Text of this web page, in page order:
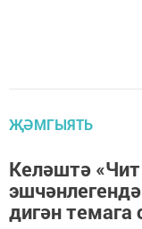
ҖӘМГЫЯТЬ
Келәштә
дигән темага